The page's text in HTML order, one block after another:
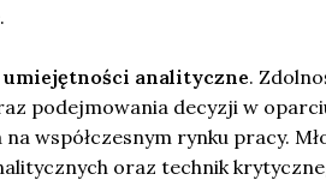
umiejętności analityczne.
podejmowania decyzji w
współczesnym rynku pracy.
oraz technik